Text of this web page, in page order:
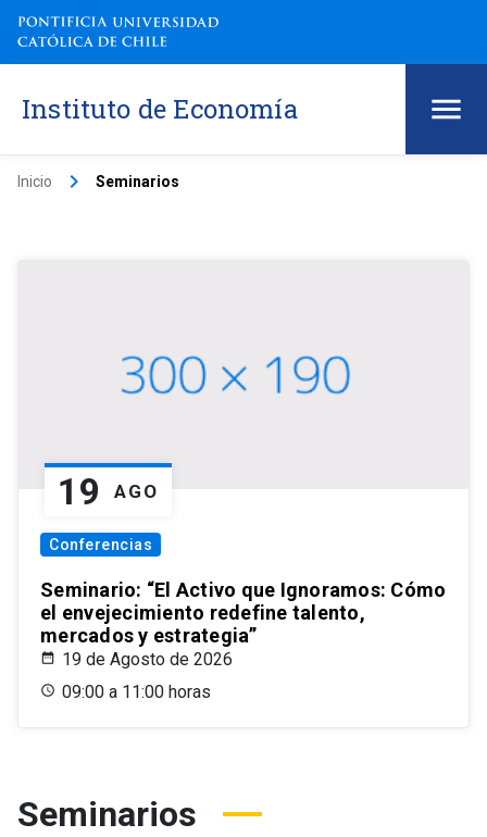
Instituto de Economía
Inicio keyboard_arrow_right Seminarios
19 AGO
Conferencias
Seminario: “El Activo que Ignoramos: Cómo
el envejecimiento redefine talento,
mercados y estrategia”
19 de Agosto de 2026
09:00 a 11:00 horas
Seminarios